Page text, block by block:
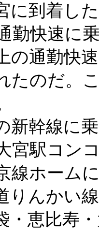
に到着し
勤快速に
の通勤快
たのだ。
新幹線に
宮駅コン
線ホーム
りんかい
・恵比寿